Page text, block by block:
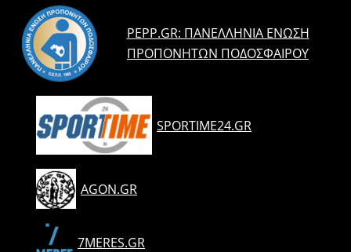
PEPP.GR: ΠΑΝΕΛΛΉΝΙΑ ΈΝΩΣΗ
ΠΡΟΠΟΝΗΤΏΝ ΠΟΔΟΣΦΑΊΡΟΥ
SPORTIME24.GR
AGON.GR
7MERES.GR